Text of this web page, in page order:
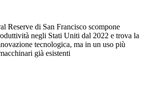
Reserve di San Francisco scompone
negli Stati Uniti dal 2022 e trova la
tecnologica, ma in un uso più
già esistenti